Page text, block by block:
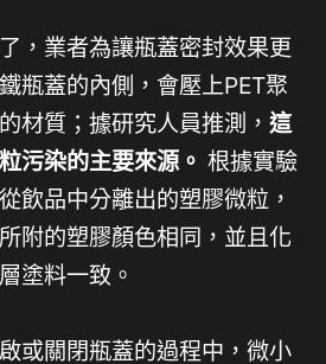
，業者為讓瓶蓋密封效果更
瓶蓋的內側，會壓上PET聚
材質；據研究人員推測， 這
污染的主要來源。 根據實驗
飲品中分離出的塑膠微粒，
附的塑膠顏色相同，並且化
塗料一致。
或關閉瓶蓋的過程中，微小